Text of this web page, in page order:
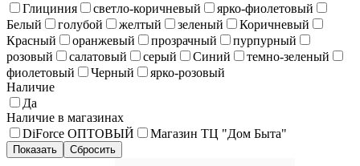
Глициния
светло-коричневый
ярко-фиолетовый
Белый
голубой желтый зеленый
Коричневый
Красный
оранжевый прозрачный
пурпурный
розовый
салатовый серый Синий
темно-зеленый
фиолетовый
Черный
ярко-розовый
Наличие
Да
Наличие в магазинах
DiForce ОПТОВЫЙ
Магазин ТЦ "Дом Быта"